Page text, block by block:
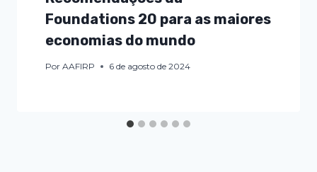
Foundations 20 para as maiores
economias do mundo
Por AAFIRP 6 de agosto de 2024